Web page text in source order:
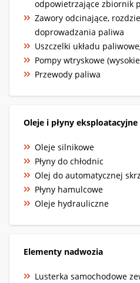
odpowietrzające zbiornik
Zawory odcinające,
doprowadzania paliwa
Uszczelki układu
Pompy wtryskowe
Przewody paliwa
Oleje i płyny eksploatacyjne
Oleje silnikowe
Płyny do chłodnic
Olej do automatycznej
Płyny hamulcowe
Oleje hydrauliczne
Elementy nadwozia
Lusterka samochodowe